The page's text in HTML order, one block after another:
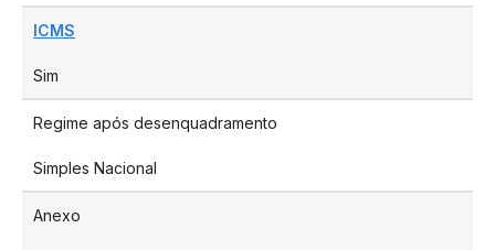
ICMS
Sim
Regime após desenquadramento
Simples Nacional
Anexo